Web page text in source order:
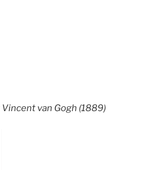
van Gogh (1889)